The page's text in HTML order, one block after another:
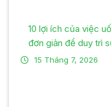
10 lợi ích của việc
đơn giản để duy trì
15 Tháng 7, 2026